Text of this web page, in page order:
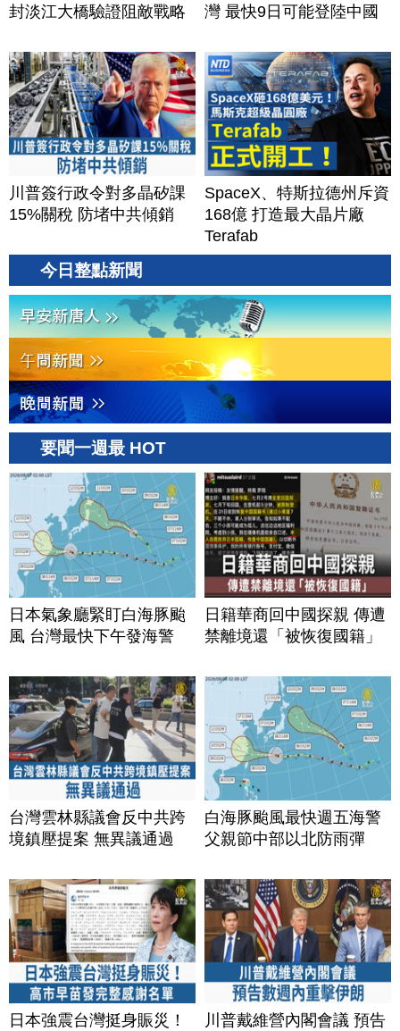
封淡江大橋驗證阻敵戰略
灣 最快9日可能登陸中國
川普簽行政令對多晶矽課
15%關稅 防堵中共傾銷
SpaceX、特斯拉德州斥資
168億 打造最大晶片廠
Terafab
今日整點新聞
要聞一週最 HOT
日本氣象廳緊盯白海豚颱
風 台灣最快下午發海警
日籍華商回中國探親 傳遭
禁離境還「被恢復國籍」
台灣雲林縣議會反中共跨
境鎮壓提案 無異議通過
白海豚颱風最快週五海警
父親節中部以北防雨彈
日本強震台灣挺身賑災！
川普戴維營內閣會議 預告